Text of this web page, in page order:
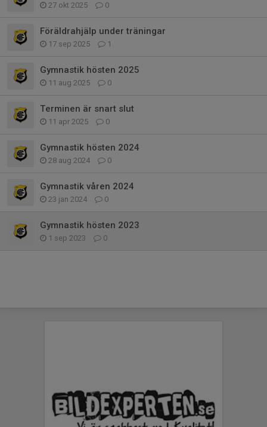
27 okt 2025 0
Föräldrahjälp under träningar
17 sep 2025 1
Gymnastik hösten 2025
11 aug 2025 0
Terminen är snart slut
11 apr 2025 0
Gymnastik hösten 2024
28 aug 2024 0
Gymnastik våren 2024
23 jan 2024 0
Gymnastik hösten 2023
1 sep 2023 0